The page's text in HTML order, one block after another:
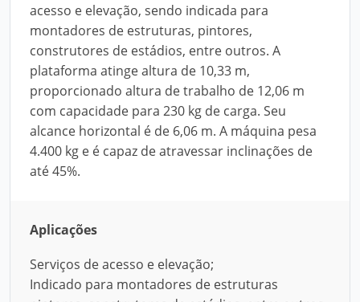
acesso e elevação, sendo indicada para
montadores de estruturas, pintores,
construtores de estádios, entre outros. A
plataforma atinge altura de 10,33 m,
proporcionado altura de trabalho de 12,06 m
com capacidade para 230 kg de carga. Seu
alcance horizontal é de 6,06 m. A máquina pesa
4.400 kg e é capaz de atravessar inclinações de
até 45%.
Aplicações
Serviços de acesso e elevação;
Indicado para montadores de estruturas